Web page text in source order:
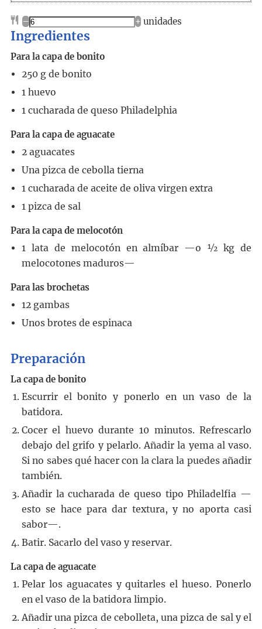
– + unidades
Ingredientes
Para la capa de bonito
250 g de bonito
1 huevo
1 cucharada de queso Philadelphia
Para la capa de aguacate
2 aguacates
Una pizca de cebolla tierna
1 cucharada de aceite de oliva virgen extra
1 pizca de sal
Para la capa de melocotón
1 lata de melocotón en almíbar —o ½ kg de
melocotones maduros—
Para las brochetas
12 gambas
Unos brotes de espinaca
Preparación
La capa de bonito
Escurrir el bonito y ponerlo en un vaso de la
batidora.
Cocer el huevo durante 10 minutos. Refrescarlo
debajo del grifo y pelarlo. Añadir la yema al vaso.
Si no sabes qué hacer con la clara la puedes añadir
también.
Añadir la cucharada de queso tipo Philadelfia —
esto se hace para dar textura, y no aporta casi
sabor—.
Batir. Sacarlo del vaso y reservar.
La capa de aguacate
Pelar los aguacates y quitarles el hueso. Ponerlo
en el vaso de la batidora limpio.
Añadir una pizca de cebolleta, una pizca de sal y el